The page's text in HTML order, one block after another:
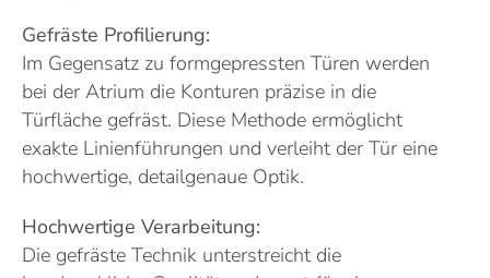
Gefräste Profilierung:
Im Gegensatz zu formgepressten Türen werden
bei der Atrium die Konturen präzise in die
Türfläche gefräst. Diese Methode ermöglicht
exakte Linienführungen und verleiht der Tür eine
hochwertige, detailgenaue Optik.
Hochwertige Verarbeitung:
Die gefräste Technik unterstreicht die